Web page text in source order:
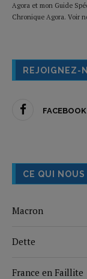
Agora et mon Guide
Chronique Agora. Voir
REJOIGNEZ-
FACEBOOK
CE QUI
Macron
Dette
France en Faillite